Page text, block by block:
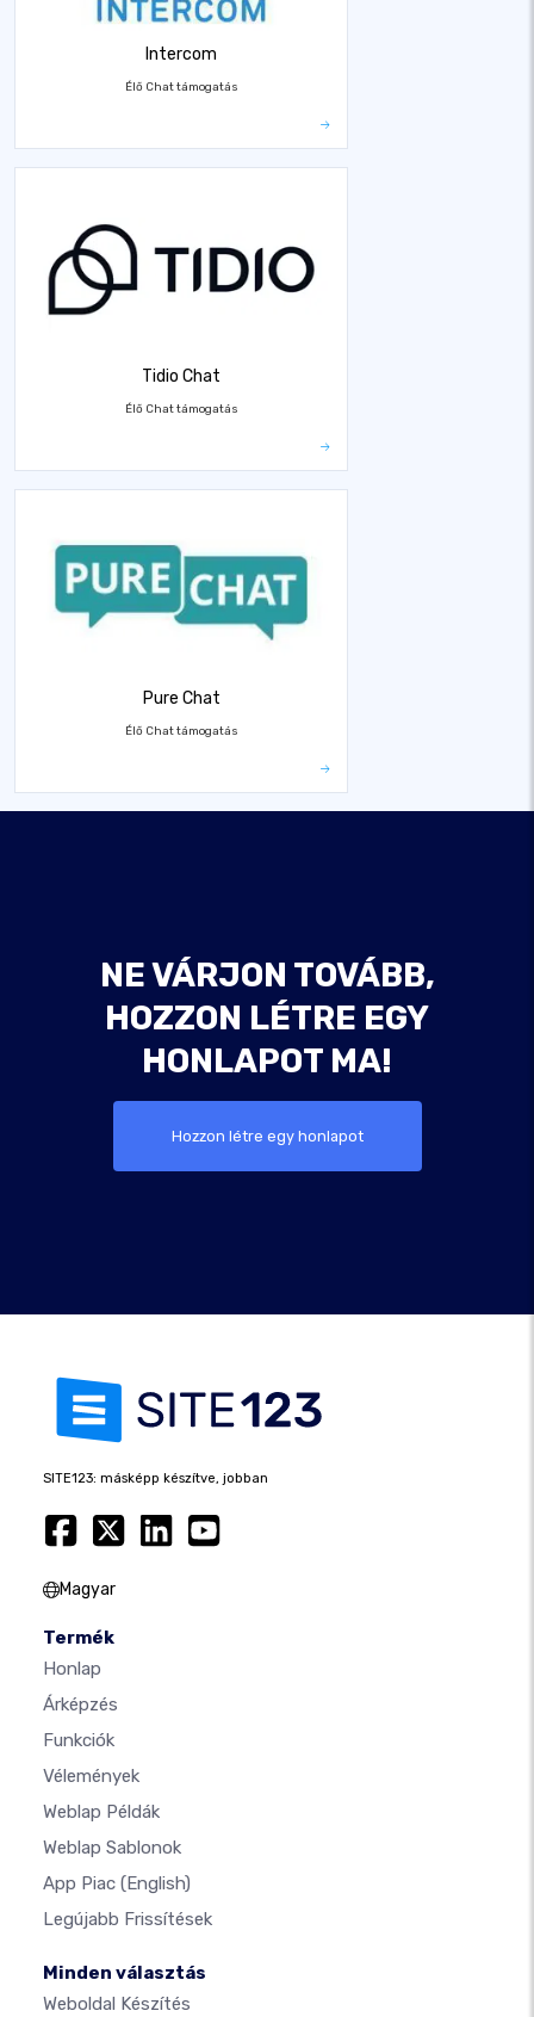
Intercom
Élő Chat támogatás
Tidio Chat
Élő Chat támogatás
Pure Chat
Élő Chat támogatás
NE VÁRJON TOVÁBB,
HOZZON LÉTRE EGY
HONLAPOT MA!
Hozzon létre egy honlapot
SITE123: másképp készítve, jobban
Magyar
Termék
Honlap
Árképzés
Funkciók
Vélemények
Weblap Példák
Weblap Sablonok
App Piac (English)
Legújabb Frissítések
Minden választás
Weboldal Készítés